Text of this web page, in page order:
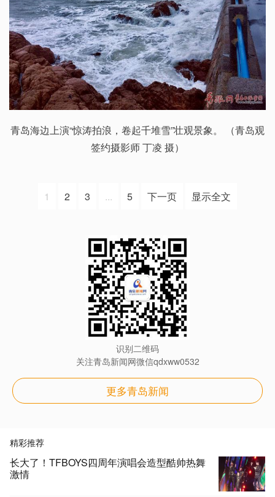
青岛海边上演“惊涛拍浪，卷起千堆雪”壮观景象。 （青岛观
签约摄影师 丁凌 摄）
1 2 3 ... 5 下一页 显示全文
识别二维码
关注青岛新闻网微信qdxww0532
更多青岛新闻
精彩推荐
长大了！TFBOYS四周年演唱会造型酷帅热舞
激情